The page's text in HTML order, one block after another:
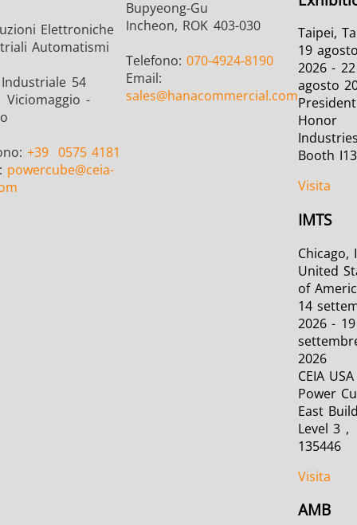
Elettroniche
Automatismi
54
Viciomaggio -
+39 0575 4181
powercube@ceia-
Bupyeong-Gu
Incheon, ROK 403-030
Telefono:070-4924-8190
Email:
sales@hanacommercial.com
Taipei,
19
2026 - 22
agosto
President
Honor
Booth
Visita
IMTS
Chicago,
United
of
14
2026 - 19
2026
CEIA
Power
East
Level 3 ,
135446
Visita
AMB